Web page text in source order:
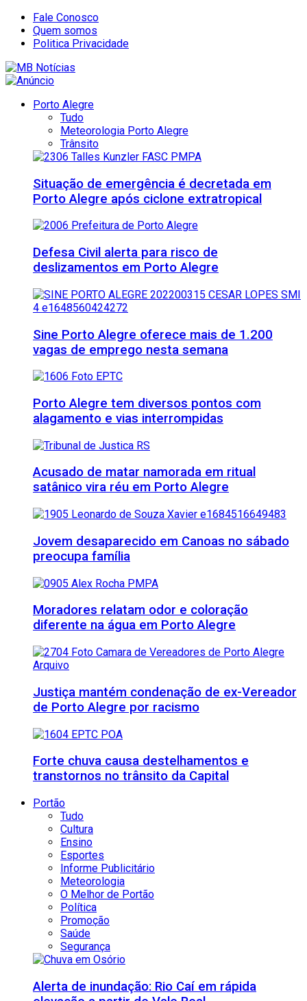
Fale Conosco
Quem somos
Politica Privacidade
Porto Alegre
Tudo
Meteorologia Porto Alegre
Trânsito
Situação de emergência é decretada em
Porto Alegre após ciclone extratropical
Defesa Civil alerta para risco de
deslizamentos em Porto Alegre
Sine Porto Alegre oferece mais de 1.200
vagas de emprego nesta semana
Porto Alegre tem diversos pontos com
alagamento e vias interrompidas
Acusado de matar namorada em ritual
satânico vira réu em Porto Alegre
Jovem desaparecido em Canoas no sábado
preocupa família
Moradores relatam odor e coloração
diferente na água em Porto Alegre
Justiça mantém condenação de ex-Vereador
de Porto Alegre por racismo
Forte chuva causa destelhamentos e
transtornos no trânsito da Capital
Portão
Tudo
Cultura
Ensino
Esportes
Informe Publicitário
Meteorologia
O Melhor de Portão
Política
Promoção
Saúde
Segurança
Alerta de inundação: Rio Caí em rápida